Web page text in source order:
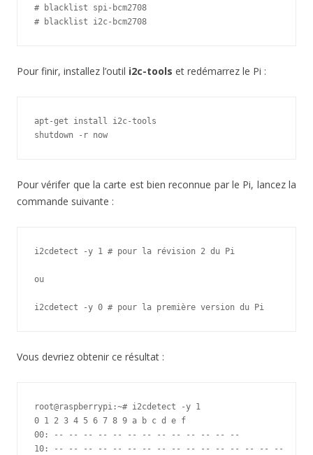
# blacklist spi-bcm2708
# blacklist i2c-bcm2708
Pour finir, installez l’outil i2c-tools et redémarrez le Pi :
apt-get install i2c-tools
shutdown -r now
Pour vérifer que la carte est bien reconnue par le Pi, lancez la
commande suivante :
i2cdetect -y 1 # pour la révision 2 du Pi
ou
i2cdetect -y 0 # pour la première version du Pi
Vous devriez obtenir ce résultat :
root@raspberrypi:~# i2cdetect -y 1
0 1 2 3 4 5 6 7 8 9 a b c d e f
00: -- -- -- -- -- -- -- -- -- -- -- -- --
10: -- -- -- -- -- -- -- -- -- -- -- -- -- -- -- --